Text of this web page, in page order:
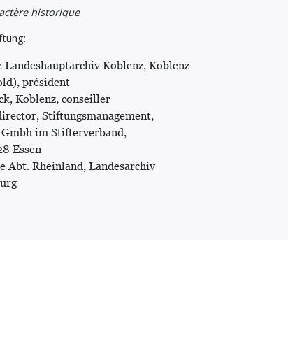
historique
Koblenz, Koblenz
président
Koblenz, conseiller
Stiftungsmanagement,
im Stifterverband,
Essen
Abt. Rheinland, Landesarchiv